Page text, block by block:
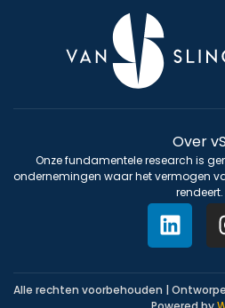
Over vS
Onze fundamentele research is
ondernemingen waar het vermogen
rendeert.
Alle rechten voorbehouden |